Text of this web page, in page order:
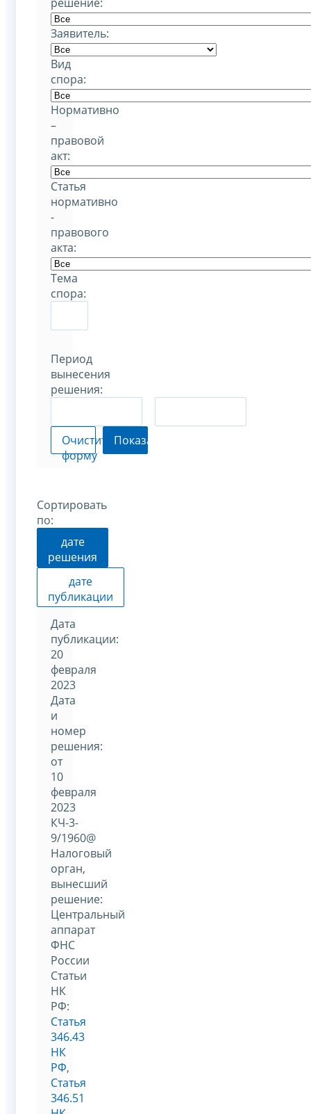
Заявитель:
Вид
спора:
Нормативно
–
правовой
акт:
Статья
нормативно
-
правового
акта:
Тема
спора:
Период
вынесения
решения:
Очистить
форму
Показать
Сортировать
по:
дате
решения
дате
публикации
Дата
публикации:
20
февраля
2023
Дата
и
номер
решения:
от
10
февраля
2023
КЧ-3-
9/1960@
Налоговый
орган,
вынесший
решение:
Центральный
аппарат
ФНС
России
Статьи
НК
РФ:
Статья
346.43
НК
РФ,
Статья
346.51